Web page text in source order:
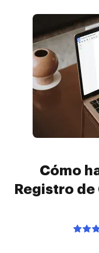
Cómo
Registro